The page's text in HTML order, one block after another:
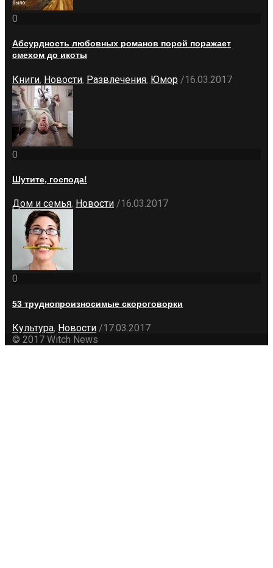
0
Абсурдность любовных романов порой поражает
смехом до икоты
Книги, Новости, Развлечения, Юмор /16.03.2017
0
Шутите, господа!
Дом и семья, Новости /16.03.2017
0
53 труднопроизносимые скороговорки
Культура, Новости /17.03.2017
© 2017 Witch News